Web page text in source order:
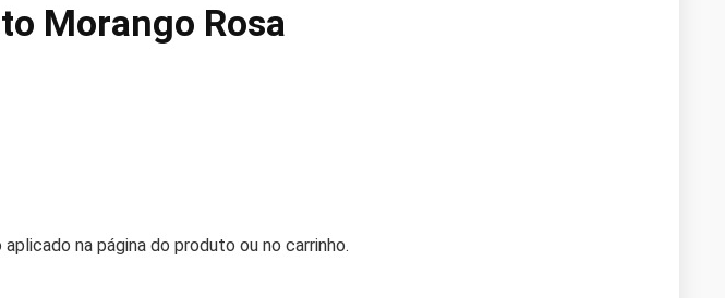
Morango Rosa
na página do produto ou no carrinho.